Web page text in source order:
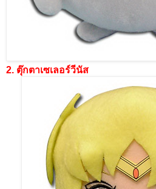
2. ตุ๊กตาเซเลอร์วีนัส